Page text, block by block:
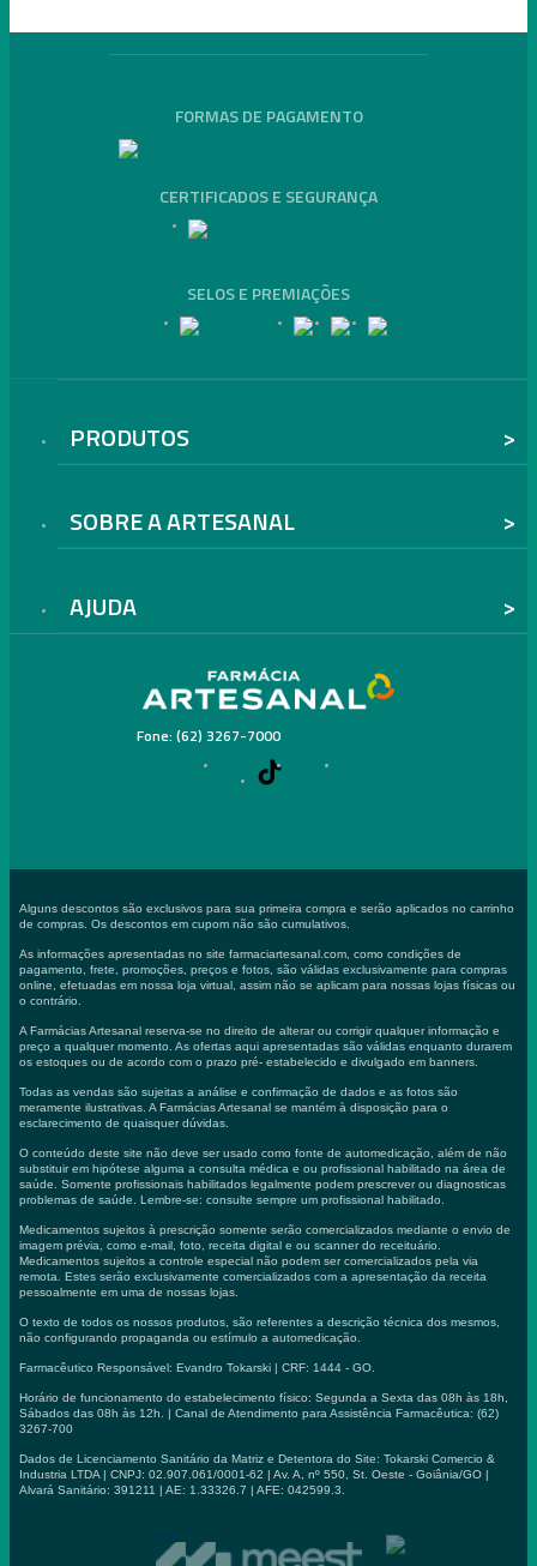
PRODUTOS
SOBRE A ARTESANAL
AJUDA
Fone: (62) 3267-7000
FORMAS DE PAGAMENTO
CERTIFICADOS E SEGURANÇA
SELOS E PREMIAÇÕES
Alguns descontos são exclusivos para sua primeira compra e serão aplicados no carrinho
de compras. Os descontos em cupom não são cumulativos.
As informações apresentadas no site farmaciartesanal.com, como condições de
pagamento, frete, promoções, preços e fotos, são válidas exclusivamente para compras
online, efetuadas em nossa loja virtual, assim não se aplicam para nossas lojas físicas ou
o contrário.
A Farmácias Artesanal reserva-se no direito de alterar ou corrigir qualquer informação e
preço a qualquer momento. As ofertas aqui apresentadas são válidas enquanto durarem
os estoques ou de acordo com o prazo pré- estabelecido e divulgado em banners.
Todas as vendas são sujeitas a análise e confirmação de dados e as fotos são
meramente ilustrativas. A Farmácias Artesanal se mantém à disposição para o
esclarecimento de quaisquer dúvidas.
O conteúdo deste site não deve ser usado como fonte de automedicação, além de não
substituir em hipótese alguma a consulta médica e ou profissional habilitado na área de
saúde. Somente profissionais habilitados legalmente podem prescrever ou diagnosticas
problemas de saúde. Lembre-se: consulte sempre um profissional habilitado.
Medicamentos sujeitos à prescrição somente serão comercializados mediante o envio de
imagem prévia, como e-mail, foto, receita digital e ou scanner do receituário.
Medicamentos sujeitos a controle especial não podem ser comercializados pela via
remota. Estes serão exclusivamente comercializados com a apresentação da receita
pessoalmente em uma de nossas lojas.
O texto de todos os nossos produtos, são referentes a descrição técnica dos mesmos,
não configurando propaganda ou estímulo a automedicação.
Farmacêutico Responsável: Evandro Tokarski | CRF: 1444 - GO.
Horário de funcionamento do estabelecimento físico: Segunda a Sexta das 08h às 18h,
Sábados das 08h às 12h. | Canal de Atendimento para Assistência Farmacêutica: (62)
3267-700
Dados de Licenciamento Sanitário da Matriz e Detentora do Site: Tokarski Comercio &
Industria LTDA | CNPJ: 02.907.061/0001-62 | Av. A, nº 550, St. Oeste - Goiânia/GO |
Alvará Sanitário: 391211 | AE: 1.33326.7 | AFE: 042599.3.
Por: